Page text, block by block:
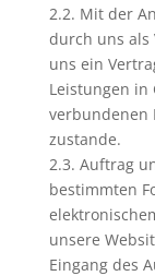
2.2. Mit der
durch uns als
uns ein
Leistungen in
verbundenen
zustande.
2.3. Auftrag
bestimmten
unsere
Eingang des